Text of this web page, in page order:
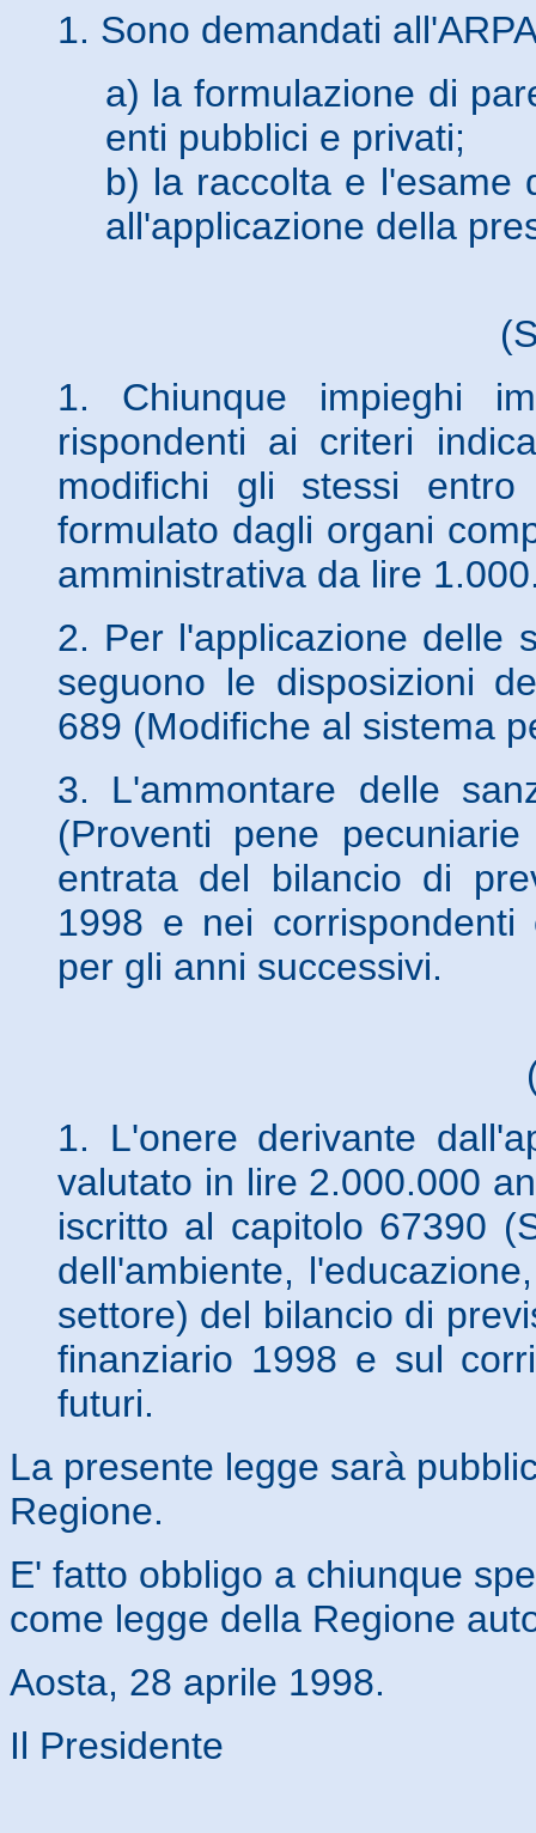
1. Sono demandati
a) la formulazione di
enti pubblici e privati;
b) la raccolta e l'esame
all'applicazione della
1. Chiunque impieghi
rispondenti ai criteri
modifichi gli stessi entro
formulato dagli organi
amministrativa da lire
2. Per l'applicazione delle
seguono le disposizioni
689 (Modifiche al sistema
3. L'ammontare delle
(Proventi pene
entrata del bilancio di
1998 e nei
per gli anni successivi.
1. L'onere derivante
valutato in lire 2.000.000
iscritto al capitolo 67390
dell'ambiente,
settore) del bilancio di
finanziario 1998 e sul
futuri.
La presente legge sarà
Regione.
E' fatto obbligo a chiunque
come legge della Regione
Aosta, 28 aprile 1998.
Il Presidente